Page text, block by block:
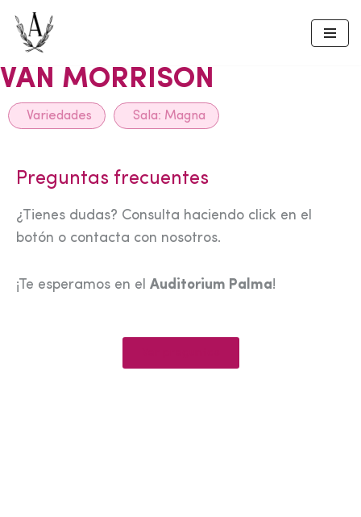
Skip
to
content
VAN MORRISON
Variedades Sala: Magna
Preguntas frecuentes
¿Tienes dudas? Consulta haciendo click en el
botón o contacta con nosotros.
¡Te esperamos en el Auditorium Palma!